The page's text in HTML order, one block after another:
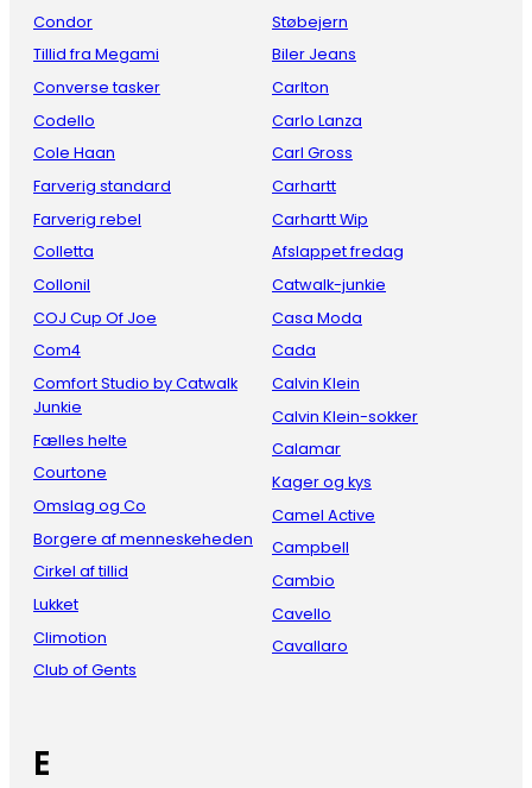
Condor
Tillid fra Megami
Converse tasker
Codello
Cole Haan
Farverig standard
Farverig rebel
Colletta
Collonil
COJ Cup Of Joe
Com4
Comfort Studio by Catwalk
Junkie
Fælles helte
Courtone
Omslag og Co
Borgere af menneskeheden
Cirkel af tillid
Lukket
Climotion
Club of Gents
Støbejern
Biler Jeans
Carlton
Carlo Lanza
Carl Gross
Carhartt
Carhartt Wip
Afslappet fredag
Catwalk-junkie
Casa Moda
Cada
Calvin Klein
Calvin Klein-sokker
Calamar
Kager og kys
Camel Active
Campbell
Cambio
Cavello
Cavallaro
E